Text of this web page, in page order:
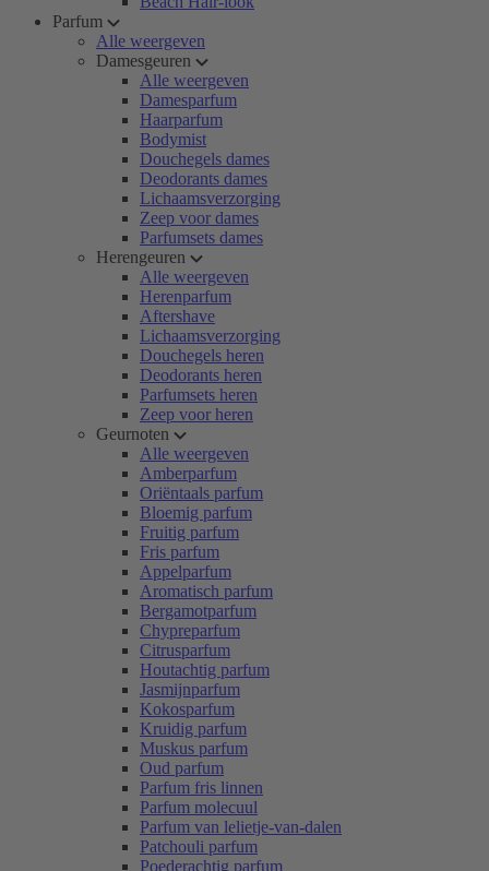
Parfum
Alle weergeven
Damesgeuren
Alle weergeven
Damesparfum
Haarparfum
Bodymist
Douchegels dames
Deodorants dames
Lichaamsverzorging
Zeep voor dames
Parfumsets dames
Herengeuren
Alle weergeven
Herenparfum
Aftershave
Lichaamsverzorging
Douchegels heren
Deodorants heren
Parfumsets heren
Zeep voor heren
Geurnoten
Alle weergeven
Amberparfum
Oriëntaals parfum
Bloemig parfum
Fruitig parfum
Fris parfum
Appelparfum
Aromatisch parfum
Bergamotparfum
Chypreparfum
Citrusparfum
Houtachtig parfum
Jasmijnparfum
Kokosparfum
Kruidig parfum
Muskus parfum
Oud parfum
Parfum fris linnen
Parfum molecuul
Parfum van lelietje-van-dalen
Patchouli parfum
Poederachtig parfum